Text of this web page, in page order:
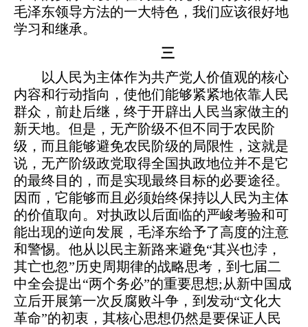
毛泽东领导方法的一大特色，我们应该很好地
学习和继承。
三
以人民为主体作为共产党人价值观的核心
内容和行动指向，使他们能够紧紧地依靠人民
群众，前赴后继，终于开辟出人民当家做主的
新天地。但是，无产阶级不但不同于农民阶
级，而且能够避免农民阶级的局限性，这就是
说，无产阶级政党取得全国执政地位并不是它
的最终目的，而是实现最终目标的必要途径。
因而，它能够而且必须始终保持以人民为主体
的价值取向。对执政以后面临的严峻考验和可
能出现的逆向发展，毛泽东给予了高度的注意
和警惕。他从以民主新路来避免“其兴也浡，
其亡也忽”历史周期律的战略思考，到七届二
中全会提出“两个务必”的重要思想;从新中国成
立后开展第一次反腐败斗争，到发动“文化大
革命”的初衷，其核心思想仍然是要保证人民